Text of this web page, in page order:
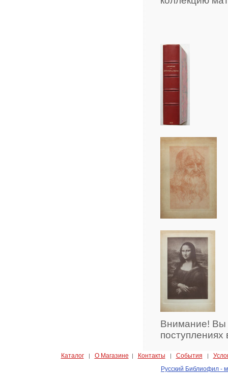
Внимание! Вы
Каталог| О Магазине | Контакты | События |
Русский Библиофил -